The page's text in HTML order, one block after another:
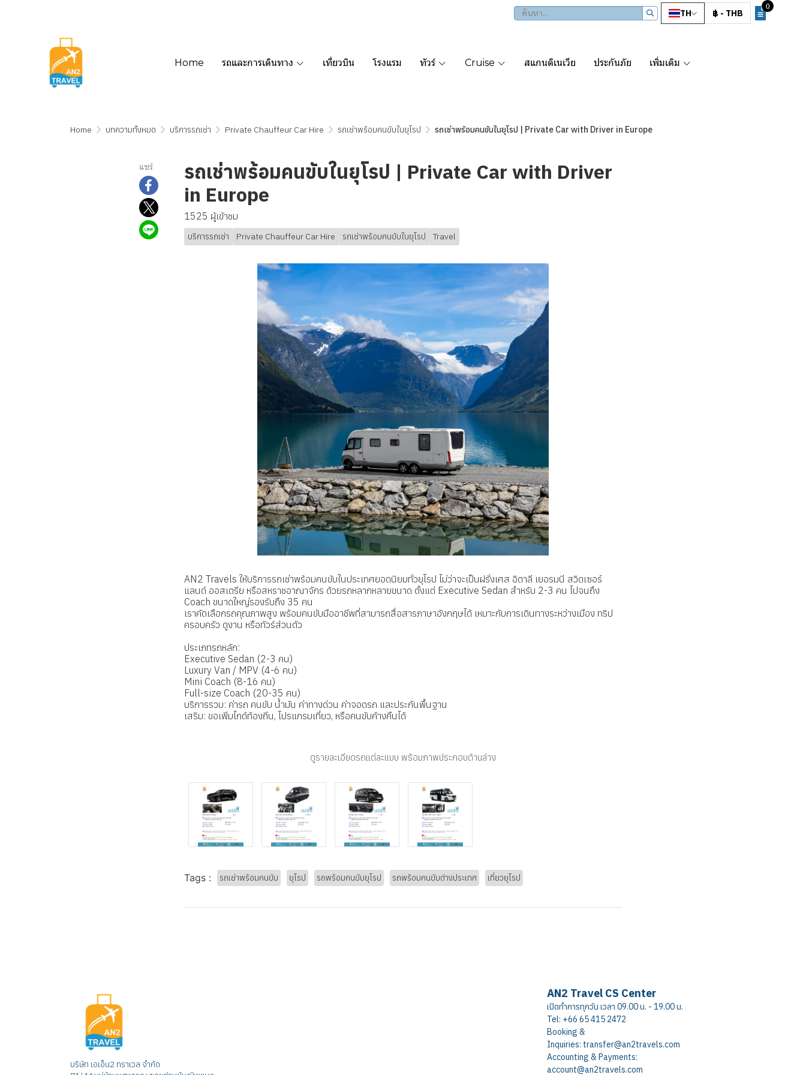
TH ฿ - THB
0
Home รถและการเดินทาง เที่ยวบิน โรงแรม ทัวร์ Cruise สแกนดิเนเวีย ประกันภัย เพิ่มเติม
Home บทความทั้งหมด บริการรถเช่า Private Chauffeur Car Hire รถเช่าพร้อมคนขับในยุโรป รถเช่าพร้อมคนขับในยุโรป | Private Car with Driver in Europe
แชร์
รถเช่าพร้อมคนขับในยุโรป | Private Car with Driver
in Europe
1525 ผู้เข้าชม
บริการรถเช่า Private Chauffeur Car Hire รถเช่าพร้อมคนขับในยุโรป Travel
AN2 Travels ให้บริการรถเช่าพร้อมคนขับในประเทศยอดนิยมทั่วยุโรป ไม่ว่าจะเป็นฝรั่งเศส อิตาลี เยอรมนี สวิตเซอร์
แลนด์ ออสเตรีย หรือสหราชอาณาจักร ด้วยรถหลากหลายขนาด ตั้งแต่ Executive Sedan สำหรับ 2-3 คน ไปจนถึง
Coach ขนาดใหญ่รองรับถึง 35 คน
เราคัดเลือกรถคุณภาพสูง พร้อมคนขับมืออาชีพที่สามารถสื่อสารภาษาอังกฤษได้ เหมาะกับการเดินทางระหว่างเมือง ทริป
ครอบครัว ดูงาน หรือทัวร์ส่วนตัว
ประเภทรถหลัก:
Executive Sedan (2-3 คน)
Luxury Van / MPV (4-6 คน)
Mini Coach (8-16 คน)
Full-size Coach (20-35 คน)
บริการรวม: ค่ารถ คนขับ น้ำมัน ค่าทางด่วน ค่าจอดรถ และประกันพื้นฐาน
เสริม: ขอเพิ่มไกด์ท้องถิ่น, โปรแกรมเที่ยว, หรือคนขับค้างคืนได้
ดูรายละเอียดรถแต่ละแบบ พร้อมภาพประกอบด้านล่าง
Tags : รถเช่าพร้อมคนขับ ยุโรป รถพร้อมคนขับยุโรป รถพร้อมคนขับต่างประเทศ เที่ยวยุโรป
บริษัท เอเอ็น2 ทราเวล จำกัด
AN2 Travel CS Center
เปิดทำการทุกวัน เวลา 09.00 น. - 19.00 น.
Tel: +66 65 415 2472
Booking &
Inquiries: transfer@an2travels.com
Accounting & Payments:
account@an2travels.com